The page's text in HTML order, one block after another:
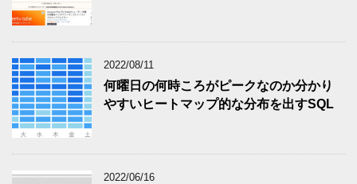
2022/08/11
何曜日の何時ころがピークなのか分かり
やすいヒートマップ的な分布を出すSQL
2022/06/16